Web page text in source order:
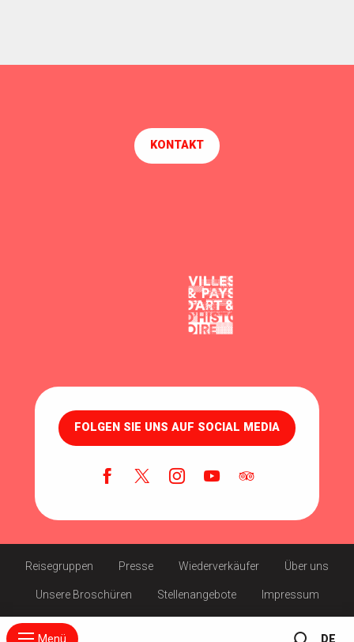
Menü DE
KONTAKT
FOLGEN SIE UNS AUF SOCIAL MEDIA
Reisegruppen Presse Wiederverkäufer Über uns
Unsere Broschüren Stellenangebote Impressum